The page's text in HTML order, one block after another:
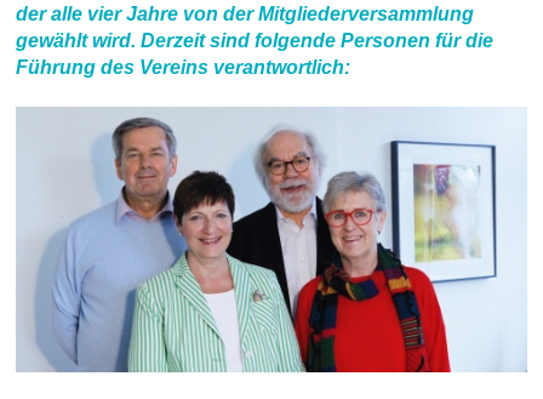
der alle vier Jahre von der Mitgliederversammlung
gewählt wird. Derzeit sind folgende Personen für die
Führung des Vereins verantwortlich: